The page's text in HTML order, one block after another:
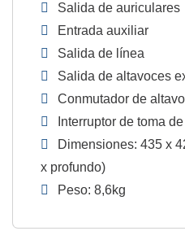
Salida de auriculares
Entrada auxiliar
Salida de línea
Salida de altavoces
Conmutador de
Interruptor de toma
Dimensiones: 435 x
x profundo)
Peso: 8,6kg